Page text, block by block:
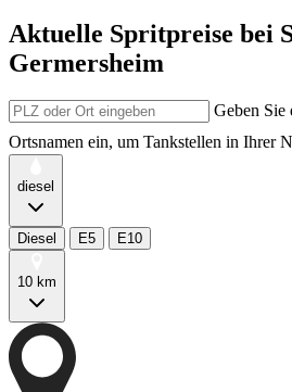
Aktuelle Spritpreise bei
Germersheim
Geben Sie
Ortsnamen ein, um Tankstellen in Ihrer
diesel
Diesel E5 E10
10 km